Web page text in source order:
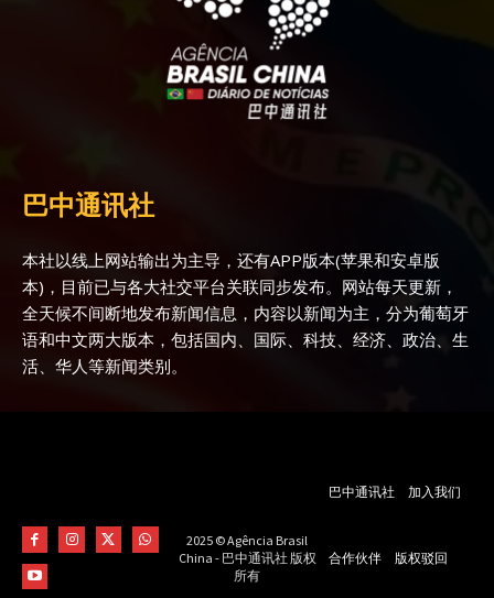
巴中通讯社
本社以线上网站输出为主导，还有APP版本(苹果和安卓版
本)，目前已与各大社交平台关联同步发布。网站每天更新，
全天候不间断地发布新闻信息，内容以新闻为主，分为葡萄牙
语和中文两大版本，包括国内、国际、科技、经济、政治、生
活、华人等新闻类别。
2025 © Agência Brasil
China - 巴中通讯社 版权
所有
巴中通讯社 加入我们
合作伙伴 版权驳回